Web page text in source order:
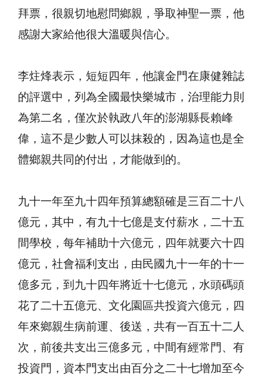
拜票，很親切地慰問鄉親，爭取神聖一票，他
感謝大家給他很大溫暖與信心。
李炷烽表示，短短四年，他讓金門在康健雜誌
的評選中，列為全國最快樂城市，治理能力則
為第二名，僅次於執政八年的澎湖縣長賴峰
偉，這不是少數人可以抹殺的，因為這也是全
體鄉親共同的付出，才能做到的。
九十一年至九十四年預算總額確是三百二十八
億元，其中，有九十七億是支付薪水，二十五
間學校，每年補助十六億元，四年就要六十四
億元，社會福利支出，由民國九十一年的十一
億多元，到九十四年將近十七億元，水頭碼頭
花了二十五億元、文化園區共投資六億元，四
年來鄉親生病前運、後送，共有一百五十二人
次，前後共支出三億多元，中間有經常門、有
投資門，資本門支出由百分之二十七增加至今